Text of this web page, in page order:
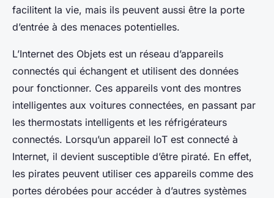
facilitent la vie, mais ils peuvent aussi être la porte
d’entrée à des menaces potentielles.
L’Internet des Objets est un réseau d’appareils
connectés qui échangent et utilisent des données
pour fonctionner. Ces appareils vont des montres
intelligentes aux voitures connectées, en passant par
les thermostats intelligents et les réfrigérateurs
connectés. Lorsqu’un appareil IoT est connecté à
Internet, il devient susceptible d’être piraté. En effet,
les pirates peuvent utiliser ces appareils comme des
portes dérobées pour accéder à d’autres systèmes